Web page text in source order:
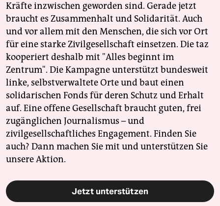
Kräfte inzwischen geworden sind. Gerade jetzt
braucht es Zusammenhalt und Solidarität. Auch
und vor allem mit den Menschen, die sich vor Ort
für eine starke Zivilgesellschaft einsetzen. Die taz
kooperiert deshalb mit "Alles beginnt im
Zentrum". Die Kampagne unterstützt bundesweit
linke, selbstverwaltete Orte und baut einen
solidarischen Fonds für deren Schutz und Erhalt
auf. Eine offene Gesellschaft braucht guten, frei
zugänglichen Journalismus – und
zivilgesellschaftliches Engagement. Finden Sie
auch? Dann machen Sie mit und unterstützen Sie
unsere Aktion.
Jetzt unterstützen